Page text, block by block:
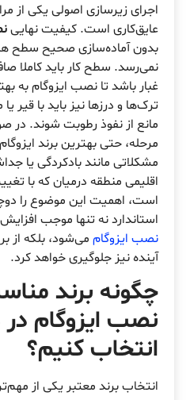
اجرای زیرسازی اصولی یکی از
عایق‌کاری است. کیفیت نهایی
بدون آماده‌سازی صحیح سطح
نمی‌رسد. سطح کار باید کاملا
غبار باشد تا نصب ایزوگام به
ترک‌ها و درزها نیز باید با قیر
مانع از نفوذ رطوبت شوند. در
مرحله، حتی بهترین برند
مشکلاتی مانند بادکردگی یا
اقلیمی منطقه درمیان که با
است، اهمیت این موضوع را
استاندارد نه تنها موجب
نصب ایزوگام می‌شود، بلکه از
آینده نیز جلوگیری خواهد کرد.
چگونه برند
نصب ایزوگام در
انتخاب کنیم؟
انتخاب برند معتبر یکی از